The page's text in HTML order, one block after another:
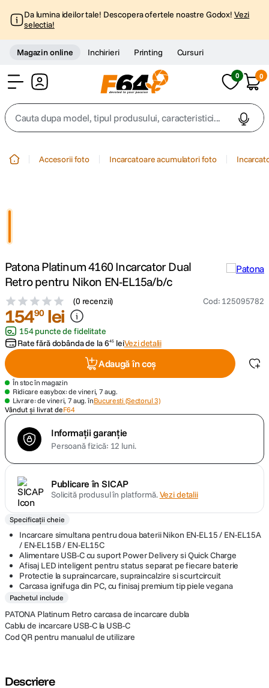
Da lumina ideilor tale! Descopera ofertele noastre Godox! Vezi
selectia!
Magazin online Inchirieri Printing Cursuri
0 0
Cauta dupa model, tipul produsului, caracteristici...
4. peak design
lavaliera
6. canon sx740 hs
card memorie
8. sony fx
9. dji mic mini
10. dji osmo pocket 4
Accesorii foto Incarcatoare acumulatori foto
Patona Platinum 4160 Incarcator Dual
Retro pentru Nikon EN-EL15a/b/c
(0 recenzii) Cod: 125095782
15490 lei
154 puncte de fidelitate
Rate fără dobânda de la645 leiVezi detalii
Adaugă în coș
În stoc în magazin
Ridicare easybox: de vineri, 7 aug.
Livrare: de vineri, 7 aug. înBucuresti (Sectorul 3)
Vândut și livrat deF64
Informații garanție
Persoană fizică: 12 luni.
Publicare în SICAP
Solicită produsul în platformă.Vezi detalii
Specificații cheie
Incarcare simultana pentru doua baterii Nikon EN-EL15 / EN-EL15A
/ EN-EL15B / EN-EL15C
Alimentare USB-C cu suport Power Delivery si Quick Charge
Afisaj LED inteligent pentru status separat pe fiecare baterie
Protectie la supraincarcare, supraincalzire si scurtcircuit
Carcasa ignifuga din PC, cu finisaj premium tip piele vegana
Pachetul include
PATONA Platinum Retro carcasa de incarcare dubla
Cablu de incarcare USB-C la USB-C
Cod QR pentru manualul de utilizare
Descriere